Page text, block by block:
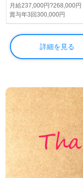
っています。
また、桜十字グル
合施設『りすのこ
研修制度が用意さ
働くことができま
求人情報について
し、あなたの転職
での仕事を探して
合わせください。
開求人も取り扱っ
の職場を見つける
アの一歩を、桜十
月給237,000円?268,000円
賞与年3回300,000円
詳細を見る